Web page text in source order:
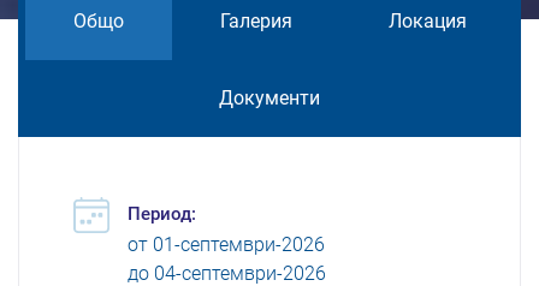
Общо Галерия Локация
Документи
Период:
от 01-септември-2026
до 04-септември-2026